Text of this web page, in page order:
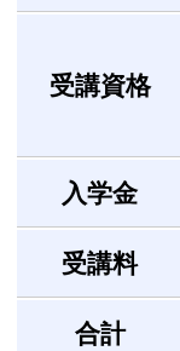
受講資格
入学金
受講料
合計